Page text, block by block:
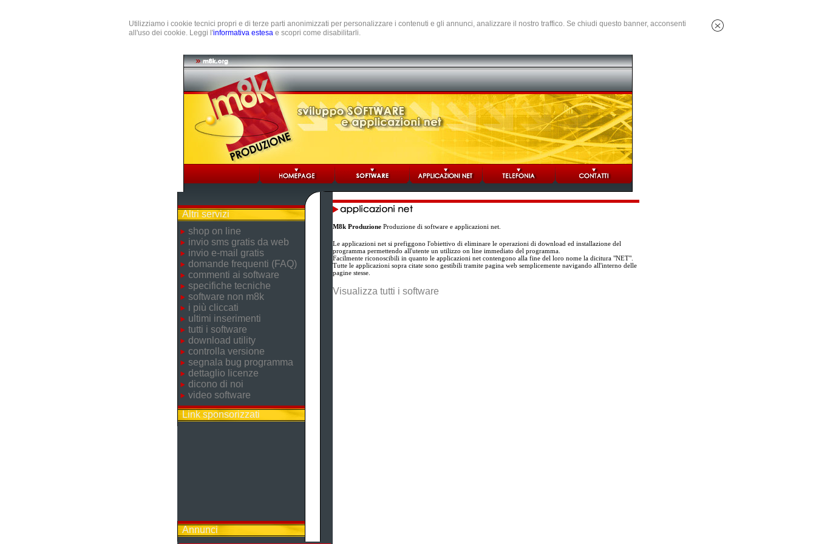
Utilizziamo i cookie tecnici propri e di terze parti anonimizzati per personalizzare i contenuti e gli annunci, analizzare il nostro traffico. Se chiudi questo banner, acconsenti
all'uso dei cookie. Leggi l'informativa estesa e scopri come disabilitarli.
Altri servizi
shop on line
invio sms gratis da web
invio e-mail gratis
domande frequenti (FAQ)
commenti ai software
specifiche tecniche
software non m8k
i più cliccati
ultimi inserimenti
tutti i software
download utility
controlla versione
segnala bug programma
dettaglio licenze
dicono di noi
video software
Link sponsorizzati
Annunci
M8k ProduzioneProduzione di software e applicazioni net.
Le applicazioni net si prefiggono l'obiettivo di eliminare le operazioni di download ed installazione del
programma permettendo all'utente un utilizzo on line immediato del programma.
Facilmente riconoscibili in quanto le applicazioni net contengono alla fine del loro nome la dicitura "NET".
Tutte le applicazioni sopra citate sono gestibili tramite pagina web semplicemente navigando all'interno delle
pagine stesse.
Visualizza tutti i software